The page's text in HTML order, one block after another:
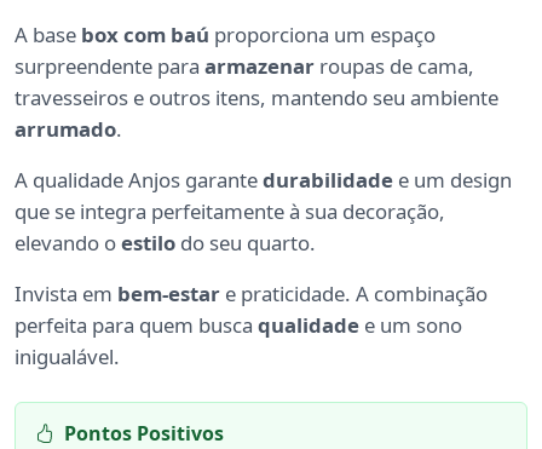
A base box com baú proporciona um espaço
surpreendente para armazenar roupas de cama,
travesseiros e outros itens, mantendo seu ambiente
arrumado.
A qualidade Anjos garantedurabilidade e um design
que se integra perfeitamente à sua decoração,
elevando oestilo do seu quarto.
Invista em bem-estar e praticidade. A combinação
perfeita para quem busca qualidade e um sono
inigualável.
Pontos Positivos